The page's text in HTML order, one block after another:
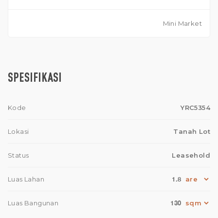
Mini Market
SPESIFIKASI
Kode YRC5354
Lokasi Tanah Lot
Status Leasehold
Luas Lahan 1.8
Luas Bangunan 130